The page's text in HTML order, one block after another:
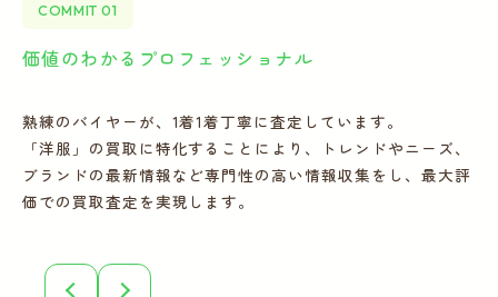
COMMIT 01
価値のわかるプロフェッショナル
熟練のバイヤーが、1着1着丁寧に査定しています。
「洋服」の買取に特化することにより、トレンドやニーズ、
ブランドの最新情報など専門性の高い情報収集をし、最大評
価での買取査定を実現します。